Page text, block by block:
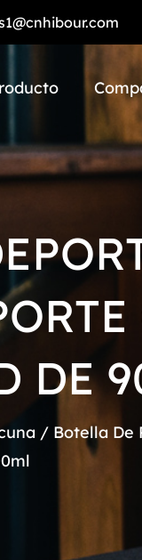
DE
/ Botella De